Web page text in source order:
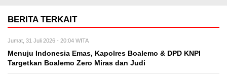
BERITA TERKAIT
Jumat, 31 Juli 2026 - 20:04 WITA
Menuju Indonesia Emas, Kapolres Boalemo & DPD KNPI
Targetkan Boalemo Zero Miras dan Judi